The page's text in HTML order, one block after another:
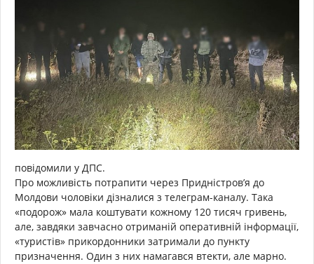
повідомили у ДПС.
Про можливість потрапити через Придністров’я до
Молдови чоловіки дізналися з телеграм-каналу. Така
«подорож» мала коштувати кожному 120 тисяч гривень,
але, завдяки завчасно отриманій оперативній інформації,
«туристів» прикордонники затримали до пункту
призначення. Один з них намагався втекти, але марно.